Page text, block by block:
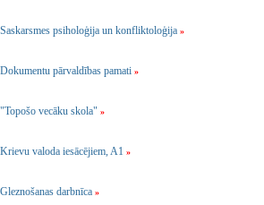
Saskarsmes psiholoģija un konfliktoloģija »
Dokumentu pārvaldības pamati »
"Topošo vecāku skola" »
Krievu valoda iesācējiem, A1 »
Gleznošanas darbnīca »